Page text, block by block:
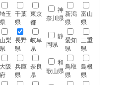
埼玉
県
千葉
県
東京
都
神
奈川県
新潟
県
富山
県
山梨
県
長野
県
岐阜
県
静
岡県
愛知
県
三重
県
大阪
府
兵庫
県
奈良
県
和
歌山県
鳥取
県
島根
県